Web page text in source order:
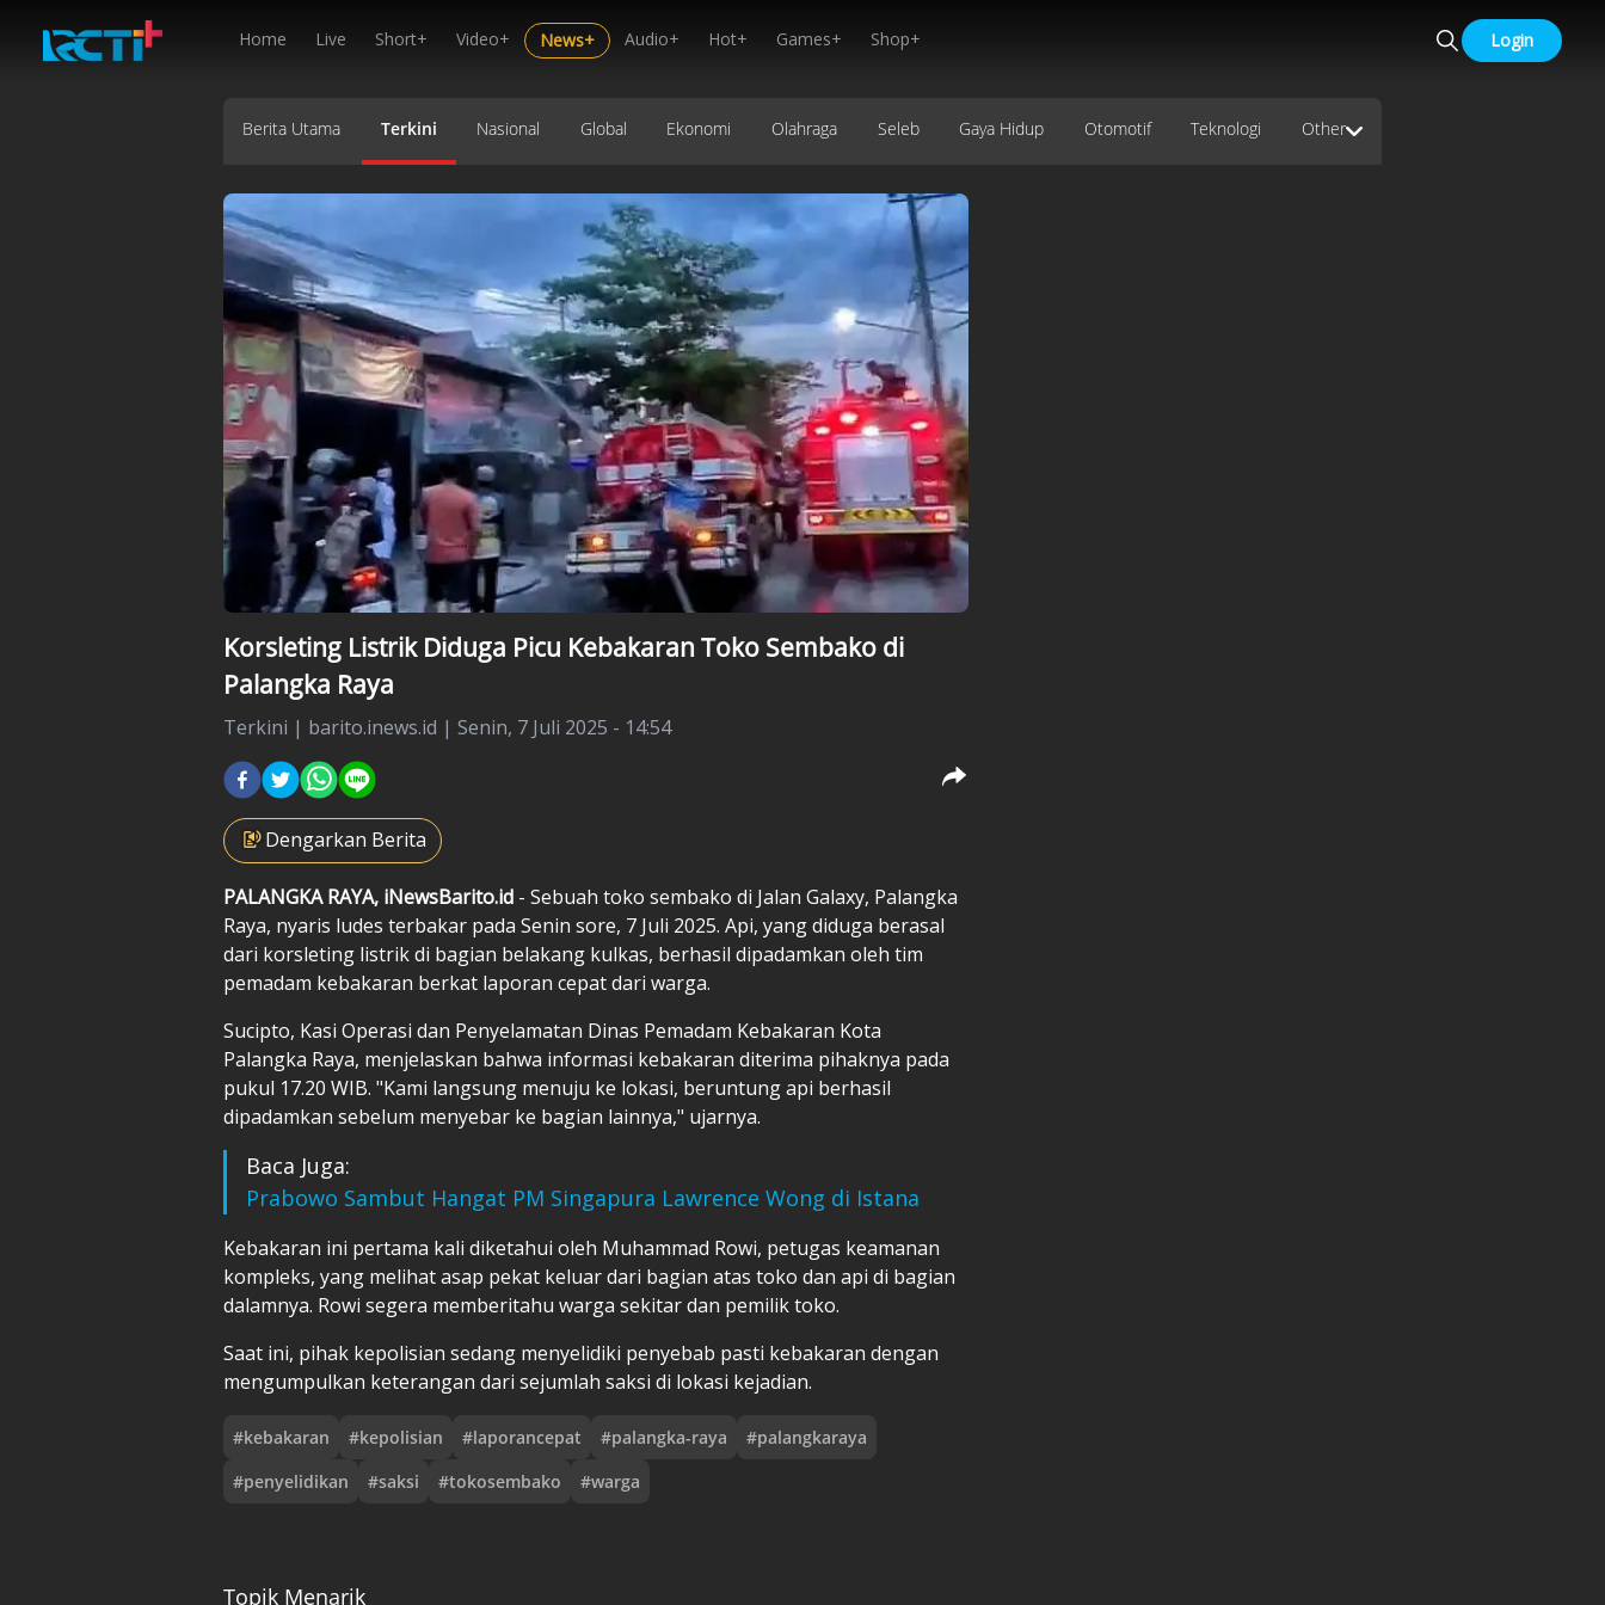
Home Live Short+ Video+ News+ Audio+ Hot+ Games+ Shop+ Login
Berita Utama Terkini Nasional Global Ekonomi Olahraga Seleb Gaya Hidup Otomotif Teknologi Other
Korsleting Listrik Diduga Picu Kebakaran Toko Sembako di
Palangka Raya
Terkini | barito.inews.id | Senin, 7 Juli 2025 - 14:54
Dengarkan Berita
PALANGKA RAYA, iNewsBarito.id - Sebuah toko sembako di Jalan Galaxy, Palangka
Raya, nyaris ludes terbakar pada Senin sore, 7 Juli 2025. Api, yang diduga berasal
dari korsleting listrik di bagian belakang kulkas, berhasil dipadamkan oleh tim
pemadam kebakaran berkat laporan cepat dari warga.
Sucipto, Kasi Operasi dan Penyelamatan Dinas Pemadam Kebakaran Kota
Palangka Raya, menjelaskan bahwa informasi kebakaran diterima pihaknya pada
pukul 17.20 WIB. "Kami langsung menuju ke lokasi, beruntung api berhasil
dipadamkan sebelum menyebar ke bagian lainnya," ujarnya.
Baca Juga:
Prabowo Sambut Hangat PM Singapura Lawrence Wong di Istana
Kebakaran ini pertama kali diketahui oleh Muhammad Rowi, petugas keamanan
kompleks, yang melihat asap pekat keluar dari bagian atas toko dan api di bagian
dalamnya. Rowi segera memberitahu warga sekitar dan pemilik toko.
Saat ini, pihak kepolisian sedang menyelidiki penyebab pasti kebakaran dengan
mengumpulkan keterangan dari sejumlah saksi di lokasi kejadian.
#kebakaran #kepolisian #laporancepat #palangka-raya #palangkaraya
#penyelidikan #saksi #tokosembako #warga
Topik Menarik